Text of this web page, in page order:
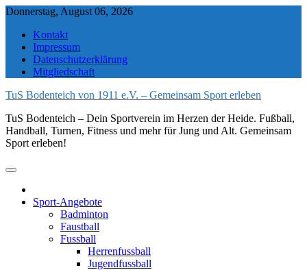
Skip
content
Donnerstag, August 06, 2026
Kontakt
Impressum
Datenschutzerklärung
Mitgliedschaft
TuS Bodenteich von 1911 e.V. – Gemeinsam Sport erleben
TuS Bodenteich – Dein Sportverein im Herzen der Heide. Fußball,
Handball, Turnen, Fitness und mehr für Jung und Alt. Gemeinsam
Sport erleben!
Sport-Angebote
Badminton
Faustball
Fussball
Herrenfussball
Jugendfussball